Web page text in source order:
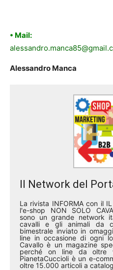
• Mail:
Alessandro Manca
Il Network del
La rivista INFORMA con il IL
l'e-shop NON SOLO
sono un grande network
cavalli e gli animali da
bimestrale inviato in
line in occasione di ogni
Cavallo è un magazine
perché on line da oltre
PianetaCuccioli è un e-
oltre 15.000 articoli a